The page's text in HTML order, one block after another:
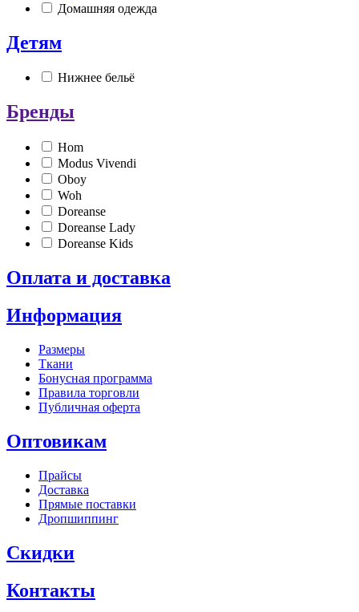
Домашняя одежда
Детям
Нижнее бельё
Бренды
Hom
Modus Vivendi
Oboy
Woh
Doreanse
Doreanse Lady
Doreanse Kids
Оплата и доставка
Информация
Размеры
Ткани
Бонусная программа
Правила торговли
Публичная оферта
Оптовикам
Прайсы
Доставка
Прямые поставки
Дропшиппинг
Скидки
Контакты